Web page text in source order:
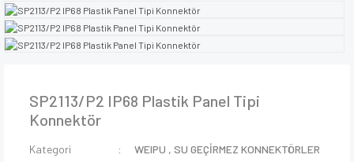
SP2113/P2 IP68 Plastik Panel Tipi
Konnektör
Kategori WEIPU ,SU GEÇİRMEZ KONNEKTÖRLER